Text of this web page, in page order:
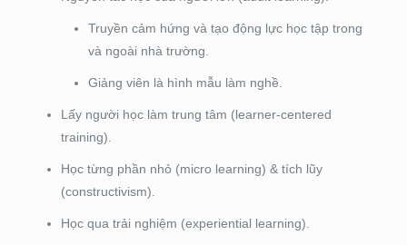
Truyền cảm hứng và tạo động lực học tập trong
và ngoài nhà trường.
Giảng viên là hình mẫu làm nghề.
Lấy người học làm trung tâm (learner-centered
training).
Học từng phần nhỏ (micro learning) & tích lũy
(constructivism).
Học qua trải nghiệm (experiential learning).